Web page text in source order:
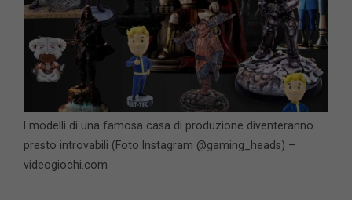
I modelli di una famosa casa di produzione diventeranno
presto introvabili (Foto Instagram @gaming_heads) –
videogiochi.com